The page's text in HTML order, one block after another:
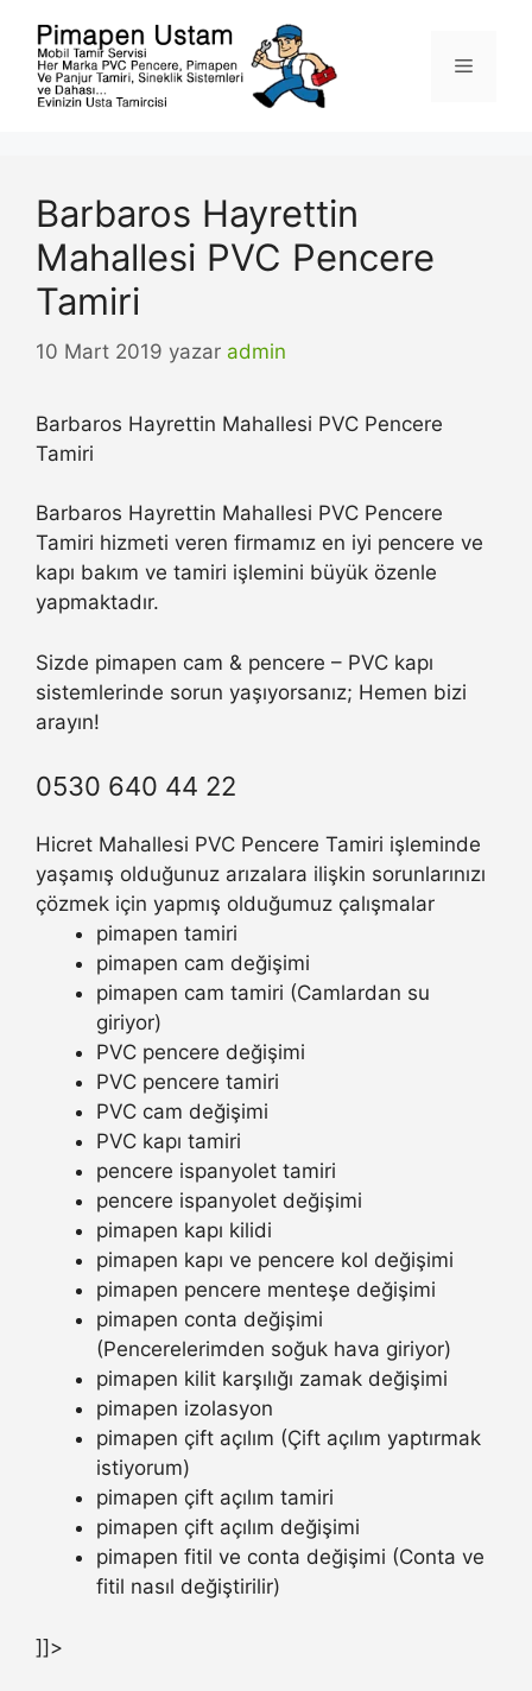
Menü
Barbaros Hayrettin
Mahallesi PVC Pencere
Tamiri
10 Mart 2019 yazar admin
Barbaros Hayrettin Mahallesi PVC Pencere
Tamiri
Barbaros Hayrettin Mahallesi PVC Pencere
Tamiri hizmeti veren firmamız en iyi pencere ve
kapı bakım ve tamiri işlemini büyük özenle
yapmaktadır.
Sizde pimapen cam & pencere – PVC kapı
sistemlerinde sorun yaşıyorsanız; Hemen bizi
arayın!
0530 640 44 22
Hicret Mahallesi PVC Pencere Tamiri işleminde
yaşamış olduğunuz arızalara ilişkin sorunlarınızı
çözmek için yapmış olduğumuz çalışmalar
pimapen tamiri
pimapen cam değişimi
pimapen cam tamiri (Camlardan su
giriyor)
PVC pencere değişimi
PVC pencere tamiri
PVC cam değişimi
PVC kapı tamiri
pencere ispanyolet tamiri
pencere ispanyolet değişimi
pimapen kapı kilidi
pimapen kapı ve pencere kol değişimi
pimapen pencere menteşe değişimi
pimapen conta değişimi
(Pencerelerimden soğuk hava giriyor)
pimapen kilit karşılığı zamak değişimi
pimapen izolasyon
pimapen çift açılım (Çift açılım yaptırmak
istiyorum)
pimapen çift açılım tamiri
pimapen çift açılım değişimi
pimapen fitil ve conta değişimi (Conta ve
fitil nasıl değiştirilir)
]]>